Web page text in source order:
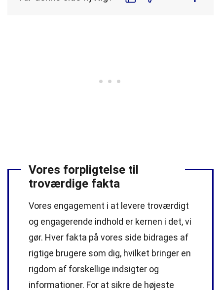
Vores forpligtelse til
troværdige fakta
Vores engagement i at levere troværdigt
og engagerende indhold er kernen i det, vi
gør. Hver fakta på vores side bidrages af
rigtige brugere som dig, hvilket bringer en
rigdom af forskellige indsigter og
informationer. For at sikre de højeste